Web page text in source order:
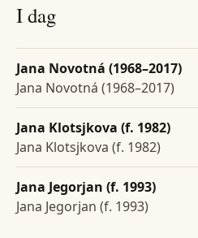
I dag
Jana Novotná (1968–2017)
Jana Novotná (1968–2017)
Jana Klotsjkova (f. 1982)
Jana Klotsjkova (f. 1982)
Jana Jegorjan (f. 1993)
Jana Jegorjan (f. 1993)